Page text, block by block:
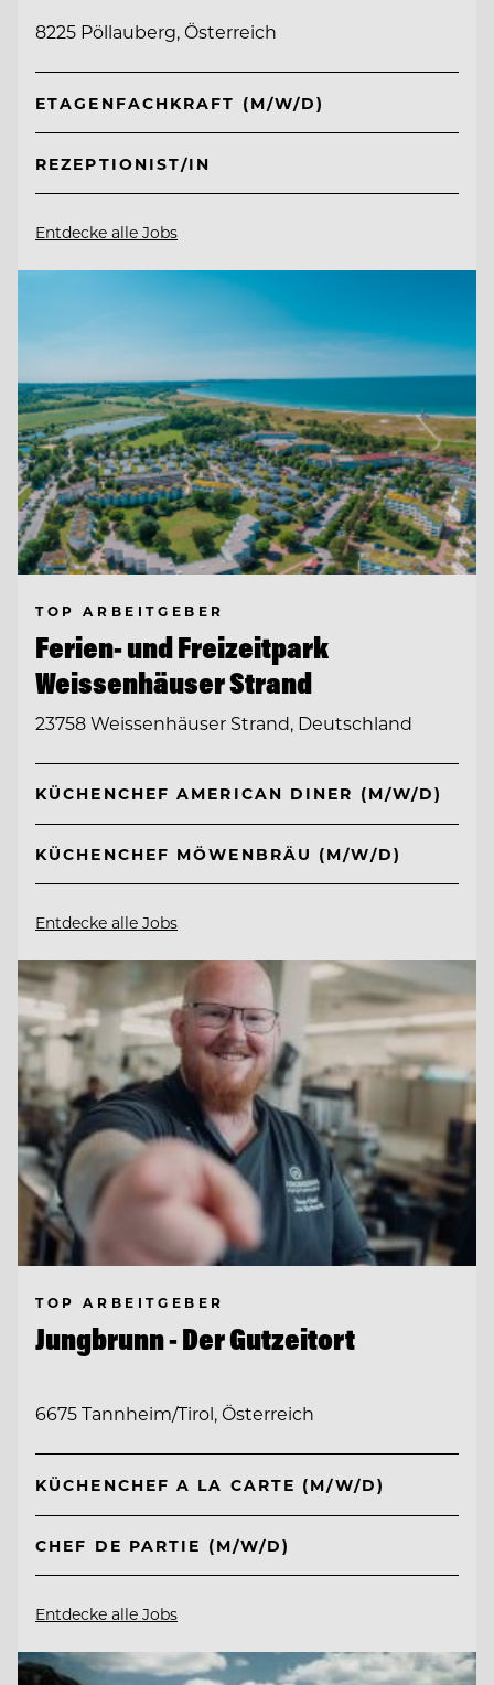
8225 Pöllauberg, Österreich
ETAGENFACHKRAFT (M/W/D)
REZEPTIONIST/IN
Entdecke alle Jobs
TOP ARBEITGEBER
Ferien- und Freizeitpark
Weissenhäuser Strand
23758 Weissenhäuser Strand, Deutschland
KÜCHENCHEF AMERICAN DINER (M/W/D)
KÜCHENCHEF MÖWENBRÄU (M/W/D)
Entdecke alle Jobs
TOP ARBEITGEBER
Jungbrunn - Der Gutzeitort
6675 Tannheim/Tirol, Österreich
KÜCHENCHEF A LA CARTE (M/W/D)
CHEF DE PARTIE (M/W/D)
Entdecke alle Jobs